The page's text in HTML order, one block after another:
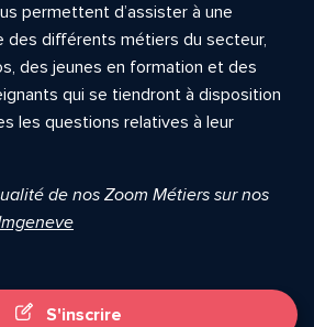
permettent d’assister à une
des différents métiers du secteur,
des jeunes en formation et des
qui se tiendront à disposition
les questions relatives à leur
de nos Zoom Métiers sur nos
S'inscrire